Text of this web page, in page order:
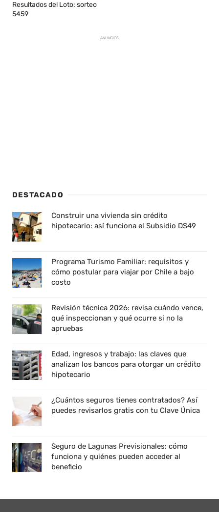
Resultados del Loto: sorteo
5459
ANUNCIOS
DESTACADO
Construir una vivienda sin crédito
hipotecario: así funciona el Subsidio DS49
Programa Turismo Familiar: requisitos y
cómo postular para viajar por Chile a bajo
costo
Revisión técnica 2026: revisa cuándo vence,
qué inspeccionan y qué ocurre si no la
apruebas
Edad, ingresos y trabajo: las claves que
analizan los bancos para otorgar un crédito
hipotecario
¿Cuántos seguros tienes contratados? Así
puedes revisarlos gratis con tu Clave Única
Seguro de Lagunas Previsionales: cómo
funciona y quiénes pueden acceder al
beneficio